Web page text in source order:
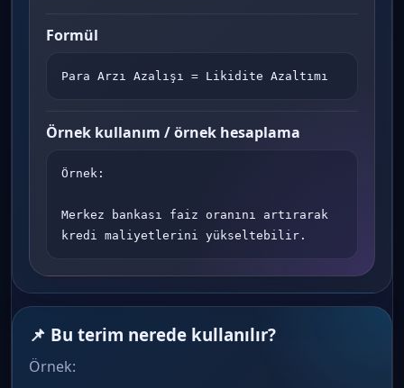
Formül
Para Arzı Azalışı = Likidite Azaltımı
Örnek kullanım / örnek hesaplama
Örnek:
Merkez bankası faiz oranını artırarak
kredi maliyetlerini yükseltebilir.
📌 Bu terim nerede kullanılır?
Örnek: